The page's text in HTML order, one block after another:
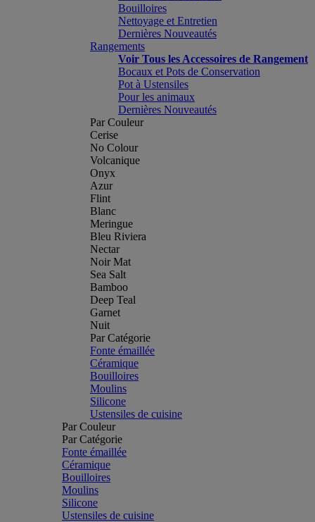
Bouilloires
Nettoyage et Entretien
Dernières Nouveautés
Rangements
Voir Tous les Accessoires de Rangement
Bocaux et Pots de Conservation
Pot à Ustensiles
Pour les animaux
Dernières Nouveautés
Par Couleur
Cerise
No Colour
Volcanique
Onyx
Azur
Flint
Blanc
Meringue
Bleu Riviera
Nectar
Noir Mat
Sea Salt
Bamboo
Deep Teal
Garnet
Nuit
Par Catégorie
Fonte émaillée
Céramique
Bouilloires
Moulins
Silicone
Ustensiles de cuisine
Par Couleur
Par Catégorie
Fonte émaillée
Céramique
Bouilloires
Moulins
Silicone
Ustensiles de cuisine